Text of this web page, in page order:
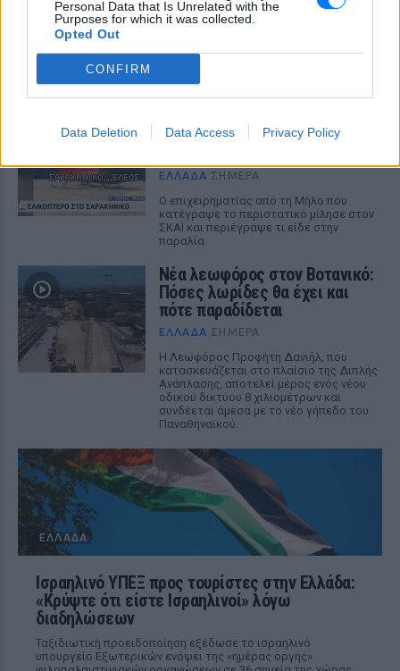
Personal Data that Is Unrelated with the
Purposes for which it was collected.
Opted Out
CONFIRM
Data Deletion Data Access Privacy Policy
Πυρκαγιά στο διυλιστήριο της Τζαζάν
δυνάμεων, άρση κυρώσεων και
θαλάσσια δίοδος
Σαρακήνικο για να κάνουν
ΕΛΛΆΔΑ ΣΉΜΕΡΑ
Ο επιχειρηματίας από τη Μήλο που
κατέγραψε το περιστατικό μίλησε στον
ΣΚΑΪ και περιέγραψε τι είδε στην
παραλία
Νέα λεωφόρος στον Βοτανικό:
Πόσες λωρίδες θα έχει και
πότε παραδίδεται
ΕΛΛΆΔΑ ΣΉΜΕΡΑ
Η Λεωφόρος Προφήτη Δανιήλ, που
κατασκευάζεται στο πλαίσιο της Διπλής
Ανάπλασης, αποτελεί μέρος ενός νέου
οδικού δικτύου 8 χιλιομέτρων και
συνδέεται άμεσα με το νέο γήπεδο του
Παναθηναϊκού.
ΕΛΛΆΔΑ
Ισραηλινό ΥΠΕΞ προς τουρίστες στην Ελλάδα:
«Κρύψτε ότι είστε Ισραηλινοί» λόγω
διαδηλώσεων
Ταξιδιωτική προειδοποίηση εξέδωσε το ισραηλινό
υπουργείο Εξωτερικών ενόψει της «ημέρας οργής»